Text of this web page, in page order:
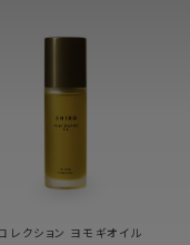
レクション ヨモギオイル